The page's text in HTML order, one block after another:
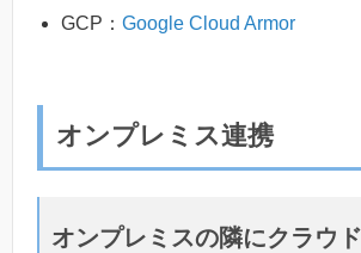
GCP： Google Cloud Armor
オンプレミス連携
オンプレミスの隣にクラウ